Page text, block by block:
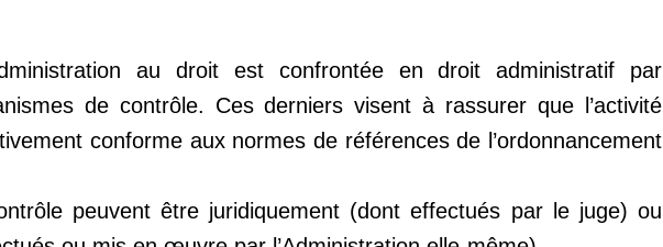
au droit est confrontée en droit administratif par
de contrôle. Ces derniers visent à rassurer que l’activité
conforme aux normes de références de l’ordonnancement
peuvent être juridiquement (dont effectués par le juge) ou